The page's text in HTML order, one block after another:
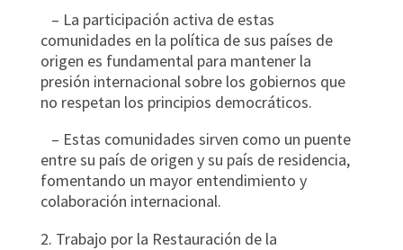
– La participación activa de estas
comunidades en la política de sus países de
origen es fundamental para mantener la
presión internacional sobre los gobiernos que
no respetan los principios democráticos.
– Estas comunidades sirven como un puente
entre su país de origen y su país de residencia,
fomentando un mayor entendimiento y
colaboración internacional.
Trabajo por la Restauración de la